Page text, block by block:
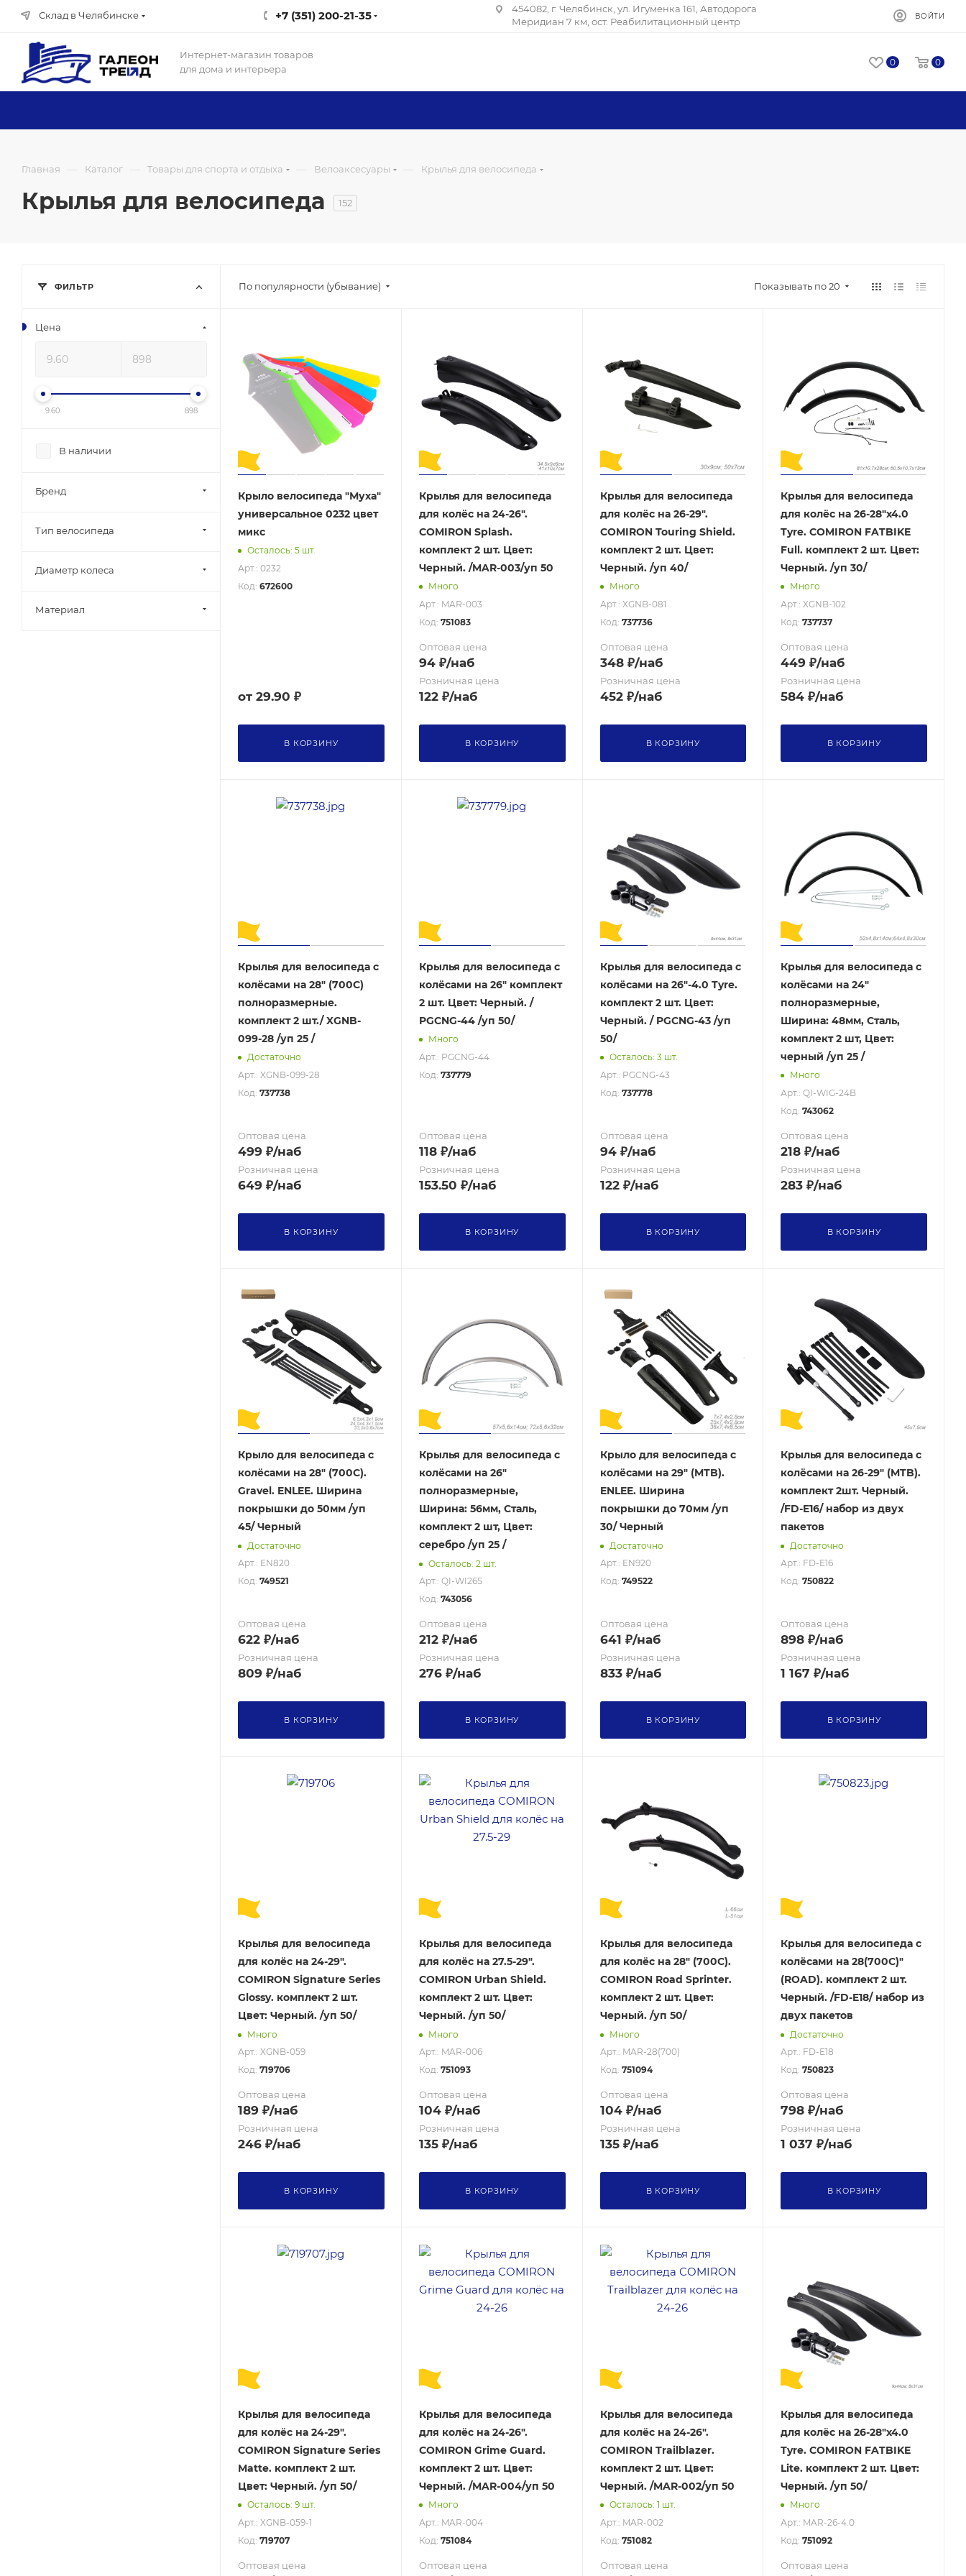
Склад в Челябинске +7 (351) 200-21-35
454082, г. Челябинск, ул. Игуменка 161, Автодорога
Меридиан 7 км, ост. Реабилитационный центр
ВОЙТИ
Интернет-магазин товаров
для дома и интерьера
0 0
Главная — Каталог — Товары для спорта и отдыха — Велоаксесуары — Крылья для велосипеда
Крылья для велосипеда 152
По популярности (убывание) Показывать по 20
Крыло велосипеда "Муха"
универсальное 0232 цвет
микс
Осталось: 5 шт.
Арт.: 0232
Код: 672600
от 29.90 ₽
В КОРЗИНУ
Крылья для велосипеда
для колёс на 24-26".
COMIRON Splash.
комплект 2 шт. Цвет:
Черный. /MAR-003/уп 50
Много
Арт.: MAR-003
Код: 751083
Оптовая цена
94₽/наб
Розничная цена
122₽/наб
В КОРЗИНУ
Крылья для велосипеда
для колёс на 26-29".
COMIRON Touring Shield.
комплект 2 шт. Цвет:
Черный. /уп 40/
Много
Арт.: XGNB-081
Код: 737736
Оптовая цена
348₽/наб
Розничная цена
452₽/наб
В КОРЗИНУ
Крылья для велосипеда
для колёс на 26-28"х4.0
Tyre. COMIRON FATBIKE
Full. комплект 2 шт. Цвет:
Черный. /уп 30/
Много
Арт.: XGNB-102
Код:737737
Оптовая цена
449 ₽/наб
Розничная цена
584 ₽/наб
В КОРЗИНУ
Крылья для велосипеда с
колёсами на 28" (700С)
полноразмерные.
комплект 2 шт./ XGNB-
099-28 /уп 25 /
Достаточно
Арт.: XGNB-099-28
Код: 737738
Оптовая цена
499 ₽/наб
Розничная цена
649 ₽/наб
В КОРЗИНУ
Крылья для велосипеда с
колёсами на 26" комплект
2 шт. Цвет: Черный. /
PGCNG-44 /уп 50/
Много
Арт.: PGCNG-44
Код: 737779
Оптовая цена
118₽/наб
Розничная цена
153.50 ₽/наб
В КОРЗИНУ
Крылья для велосипеда с
колёсами на 26"-4.0 Tyre.
комплект 2 шт. Цвет:
Черный. / PGCNG-43 /уп
50/
Осталось: 3 шт.
Арт.: PGCNG-43
Код: 737778
Оптовая цена
94₽/наб
Розничная цена
122₽/наб
В КОРЗИНУ
Крылья для велосипеда с
колёсами на 24"
полноразмерные,
Ширина: 48мм, Сталь,
комплект 2 шт, Цвет:
черный /уп 25 /
Много
Арт.: QI-WIG-24B
Код:743062
Оптовая цена
218 ₽/наб
Розничная цена
283 ₽/наб
В КОРЗИНУ
Крыло для велосипеда с
колёсами на 28" (700C).
Gravel. ENLEE. Ширина
покрышки до 50мм /уп
45/ Черный
Достаточно
Арт.: EN820
Код: 749521
Оптовая цена
622 ₽/наб
Розничная цена
809 ₽/наб
В КОРЗИНУ
Крылья для велосипеда с
колёсами на 26"
полноразмерные,
Ширина: 56мм, Сталь,
комплект 2 шт, Цвет:
серебро /уп 25 /
Осталось: 2 шт.
Арт.: QI-WI26S
Код: 743056
Оптовая цена
212₽/наб
Розничная цена
276₽/наб
В КОРЗИНУ
Крыло для велосипеда с
колёсами на 29" (MTB).
ENLEE. Ширина
покрышки до 70мм /уп
30/ Черный
Достаточно
Арт.: EN920
Код: 749522
Оптовая цена
641 ₽/наб
Розничная цена
833₽/наб
В КОРЗИНУ
Крылья для велосипеда с
колёсами на 26-29" (MTB).
комплект 2шт. Черный.
/FD-E16/ набор из двух
пакетов
Достаточно
Арт.: FD-E16
Код:750822
Оптовая цена
898 ₽/наб
Розничная цена
1 167 ₽/наб
В КОРЗИНУ
Крылья для велосипеда
для колёс на 24-29".
COMIRON Signature Series
Glossy. комплект 2 шт.
Цвет: Черный. /уп 50/
Много
Арт.: XGNB-059
Код: 719706
Оптовая цена
189 ₽/наб
Розничная цена
246 ₽/наб
В КОРЗИНУ
Крылья для велосипеда
для колёс на 27.5-29".
COMIRON Urban Shield.
комплект 2 шт. Цвет:
Черный. /уп 50/
Много
Арт.: MAR-006
Код: 751093
Оптовая цена
104₽/наб
Розничная цена
135₽/наб
В КОРЗИНУ
Крылья для велосипеда
для колёс на 28" (700C).
COMIRON Road Sprinter.
комплект 2 шт. Цвет:
Черный. /уп 50/
Много
Арт.: MAR-28(700)
Код: 751094
Оптовая цена
104₽/наб
Розничная цена
135₽/наб
В КОРЗИНУ
Крылья для велосипеда с
колёсами на 28(700С)"
(ROAD). комплект 2 шт.
Черный. /FD-E18/ набор из
двух пакетов
Достаточно
Арт.: FD-E18
Код:750823
Оптовая цена
798 ₽/наб
Розничная цена
1 037 ₽/наб
В КОРЗИНУ
Крылья для велосипеда
для колёс на 24-29".
COMIRON Signature Series
Matte. комплект 2 шт.
Цвет: Черный. /уп 50/
Осталось: 9 шт.
Арт.: XGNB-059-1
Код: 719707
Оптовая цена
Крылья для велосипеда
для колёс на 24-26".
COMIRON Grime Guard.
комплект 2 шт. Цвет:
Черный. /MAR-004/уп 50
Много
Арт.: MAR-004
Код: 751084
Оптовая цена
Крылья для велосипеда
для колёс на 24-26".
COMIRON Trailblazer.
комплект 2 шт. Цвет:
Черный. /MAR-002/уп 50
Осталось: 1 шт.
Арт.: MAR-002
Код: 751082
Оптовая цена
Крылья для велосипеда
для колёс на 26-28"х4.0
Tyre. COMIRON FATBIKE
Lite. комплект 2 шт. Цвет:
Черный. /уп 50/
Много
Арт.: MAR-26-4.0
Код:751092
Оптовая цена
ФИЛЬТР
Цена
9.60 898
В наличии
Бренд
Тип велосипеда
Диаметр колеса
Материал